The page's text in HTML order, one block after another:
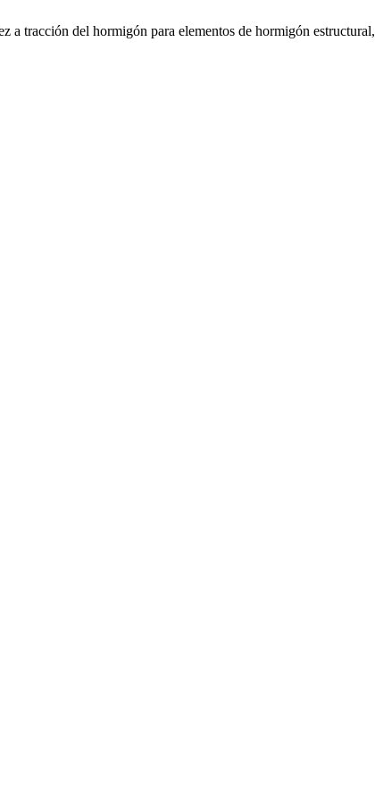
tracción del hormigón para elementos de hormigón estructural,